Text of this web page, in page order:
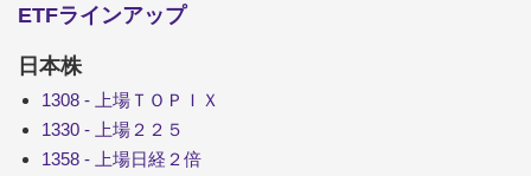
ETFラインアップ
日本株
1308 - 上場ＴＯＰＩＸ
1330 - 上場２２５
1358 - 上場日経２倍